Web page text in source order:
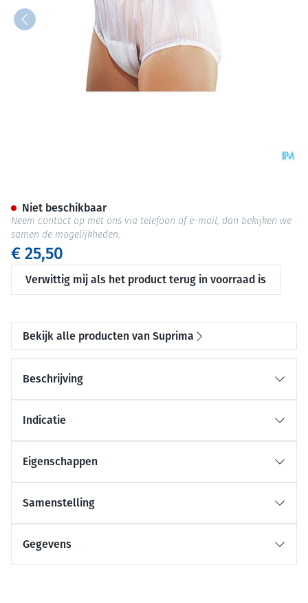
€ 25,50
Verwittig mij als het product terug in voorraad is
Niet beschikbaar
Neem contact op met ons via telefoon of e-mail, dan bekijken we
samen de mogelijkheden.
Bekijk alle producten van Suprima
Beschrijving
Indicatie
Eigenschappen
Samenstelling
Gegevens